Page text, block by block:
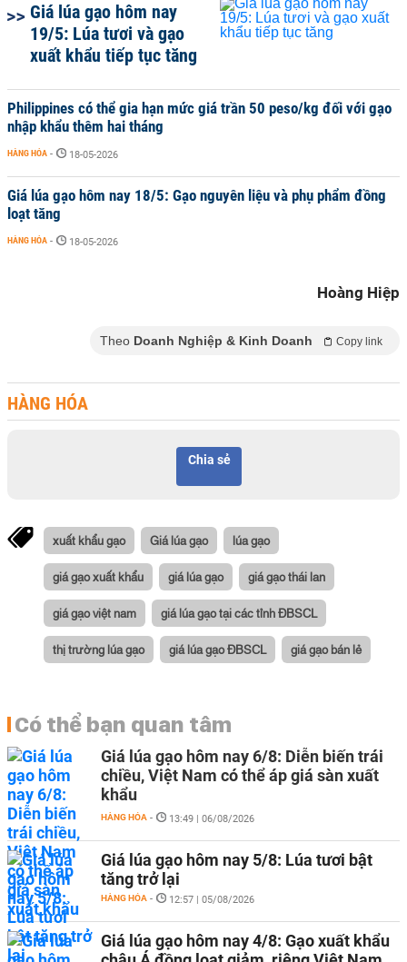
Giá lúa gạo hôm nay
19/5: Lúa tươi và gạo
xuất khẩu tiếp tục tăng
Philippines có thể gia hạn mức giá trần 50 peso/kg đối với gạo
nhập khẩu thêm hai tháng
HÀNG HÓA - 18-05-2026
Giá lúa gạo hôm nay 18/5: Gạo nguyên liệu và phụ phẩm đồng
loạt tăng
HÀNG HÓA - 18-05-2026
Hoàng Hiệp
Theo Doanh Nghiệp & Kinh Doanh Copy link
HÀNG HÓA
Chia sẻ
xuất khẩu gạo Giá lúa gạo lúa gạo
giá gạo xuất khẩu giá lúa gạo giá gạo thái lan
giá gạo việt nam giá lúa gạo tại các tỉnh ĐBSCL
thị trường lúa gạo giá lúa gạo ĐBSCL giá gạo bán lẻ
Có thể bạn quan tâm
Giá lúa gạo hôm nay 6/8: Diễn biến trái
chiều, Việt Nam có thể áp giá sàn xuất
khẩu
HÀNG HÓA - 13:49 | 06/08/2026
Giá lúa gạo hôm nay 5/8: Lúa tươi bật
tăng trở lại
HÀNG HÓA - 12:57 | 05/08/2026
Giá lúa gạo hôm nay 4/8: Gạo xuất khẩu